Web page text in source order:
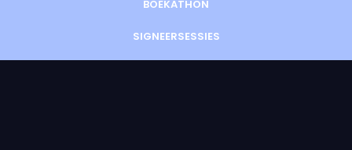
BOEKATHON
SIGNEERSESSIES